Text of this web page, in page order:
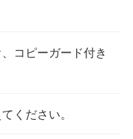
コピーガード付き
ください。